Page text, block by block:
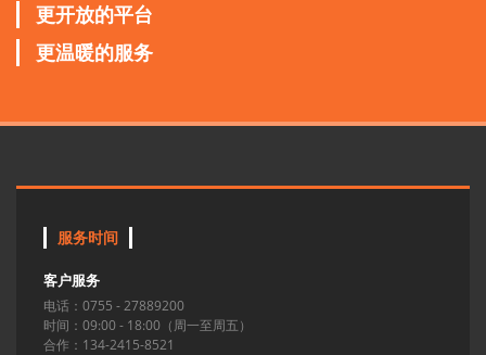
更开放的平台
更温暖的服务
服务时间
客户服务
电话：0755 - 27889200
时间：09:00 - 18:00（周一至周五）
合作：134-2415-8521